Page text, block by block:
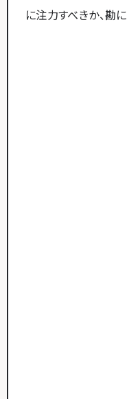
に注力すべきか、勘